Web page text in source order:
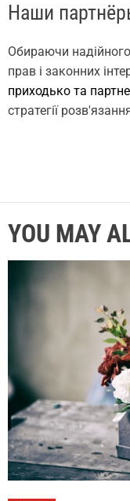
Наши
Обираючи
прав і законних
приходько та
стратегії
YOU MAY